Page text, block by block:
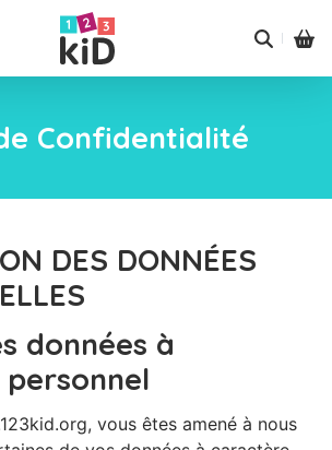
Confidentialité
DES DONNÉES
données à
vous êtes amené à nous